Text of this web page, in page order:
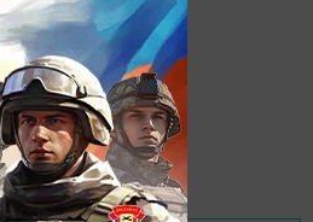
svetliput
svetliput